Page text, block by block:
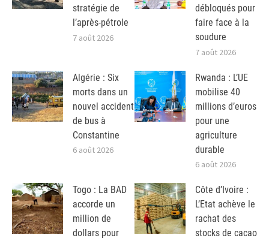
stratégie de
l’après-pétrole
7 août 2026
débloqués pour
faire face à la
soudure
7 août 2026
Algérie : Six
morts dans un
nouvel accident
de bus à
Constantine
6 août 2026
Rwanda : L’UE
mobilise 40
millions d’euros
pour une
agriculture
durable
6 août 2026
Togo : La BAD
accorde un
million de
dollars pour
Côte d’Ivoire :
L’Etat achève le
rachat des
stocks de cacao